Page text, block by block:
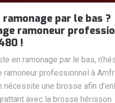
par le bas ?
ramoneur
!
en ramonage par le bas,
ramoneur professionnel à
une brosse afin
avec la brosse hérisson.